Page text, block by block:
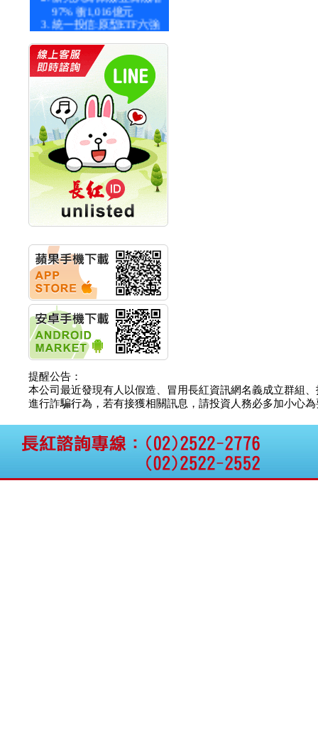
97% 衝1,016億元
統一投信:原型ETF六強
漲逾九成
統一投信:主動式ETF溢
價 被盯上
新光人壽保險:新壽Q1外
價金將達996億
宇辰系統科技:宇辰業績
創新高 啟動興櫃轉上櫃
計畫
明緯企業:明緯永續科技
競賽 以電源驅動善的力
量
秀育企業:秀育SHO-U儲
能系統 獲國內首張CNS
認證
華旭先進:代重要子公司
碩通散熱股份有限公司
公告董事會通過發言人
及代理發
華旭先進:代重要子公司
碩通散熱股份有限公司
公告董事會決議發行員
工認股權
華旭先進:代重要子公司
碩通散熱股份有限公司
公告董事會追認113年
向關係
華旭先進:代重要子公司
碩通散熱股份有限公司
公告向關係人取得使用
權資產
仁新醫藥:代重要子公司
BeliteBio,Inc公告受邀參
提醒公告：
本公司最近發現有人以假造、冒用長紅資訊網名義成立群組
進行詐騙行為，若有接獲相關訊息，請投資人務必多加小心